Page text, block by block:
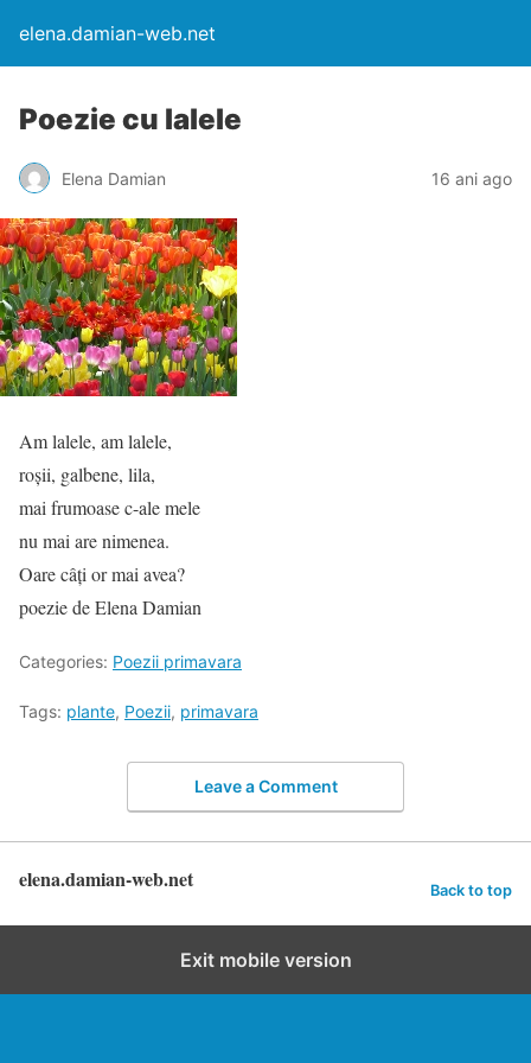
elena.damian-web.net
Poezie cu lalele
Elena Damian 16 ani ago
Am lalele, am lalele,
roșii, galbene, lila,
mai frumoase c-ale mele
nu mai are nimenea.
Oare câți or mai avea?
poezie de Elena Damian
Categories: Poezii primavara
Tags: plante, Poezii, primavara
Leave a Comment
elena.damian-web.net Back to top
Exit mobile version